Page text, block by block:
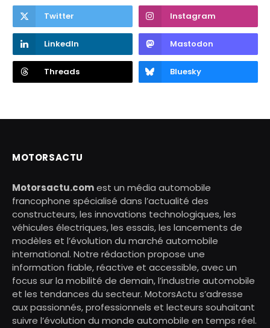
Twitter Instagram
LinkedIn Mastodon
Threads Bluesky
MOTORSACTU
Motorsactu.comest un média automobile
francophone spécialisé dans l’actualité des
constructeurs, les innovations technologiques, les
véhicules électriques, les essais, les lancements de
modèles et l’évolution du marché automobile
international. Notre rédaction propose une
information fiable, réactive et accessible, avec un
focus sur la mobilité de demain, l’industrie automobile
et les tendances du secteur. MotorsActu s’adresse
aux passionnés, professionnels et lecteurs souhaitant
suivre l’évolution du monde automobile en temps réel.